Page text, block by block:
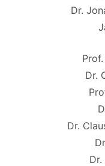
Dr.
Dr.
Dr.